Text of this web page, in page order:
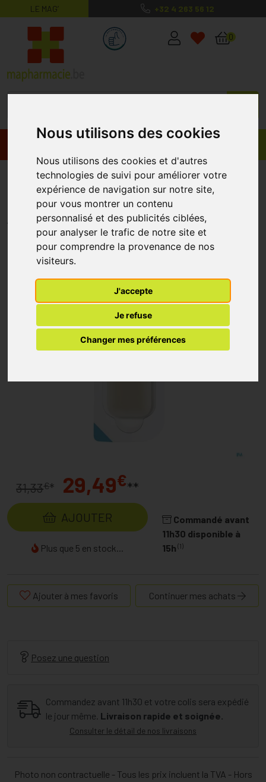
Nous utilisons des cookies
Nous utilisons des cookies et d'autres
technologies de suivi pour améliorer votre
expérience de navigation sur notre site,
pour vous montrer un contenu
personnalisé et des publicités ciblées,
pour analyser le trafic de notre site et
pour comprendre la provenance de nos
visiteurs.
J'accepte
Je refuse
Changer mes préférences
LE MAG’ +32 4 263 56 12
MaPharmacie.be ma santé, mes
0
Brava Elastic Tape Rectangle 20
12074
COLOPLAST
31,33€* 29,49€**
AJOUTER
Plus que 5 en stock...
Commandé avant
11h30 disponible à
15h (1)
Ajouter à mes favoris Continuer mes achats
Posez une question
Commandez avant 11h30 et votre colis sera expédié
le jour même. Livraison rapide et soignée.
Consulter le détail de nos livraisons
Photo non contractuelle - Tous les prix incluent la TVA - Hors